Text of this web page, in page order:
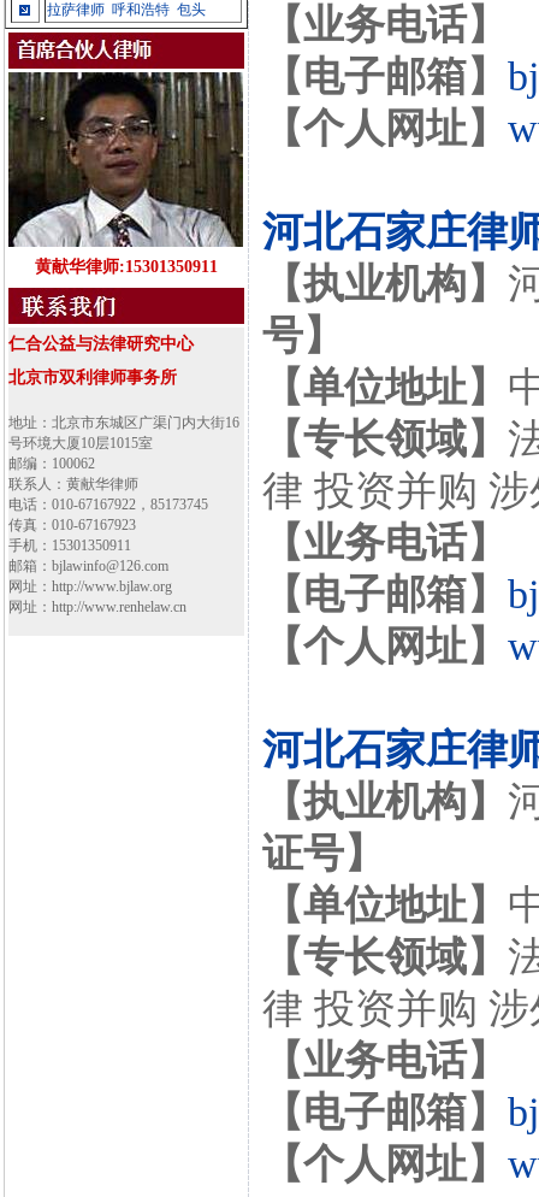
拉萨律师 呼和浩特 包头
黄献华律师:15301350911
仁合公益与法律研究中心
北京市双利律师事务所
地址：北京市东城区广渠门内大街16
号环境大厦10层1015室
邮编：100062
联系人：黄献华律师
电话：010-67167922，85173745
传真：010-67167923
手机：15301350911
邮箱：bjlawinfo@126.com
网址：http://www.bjlaw.org
网址：http://www.renhelaw.cn
【业务电话】
【电子邮箱】
【个人网址】
河北石家庄律
【执业机构】
号】
【单位地址】
【专长领域】
律 投资并购
【业务电话】
【电子邮箱】
【个人网址】
河北石家庄律
【执业机构】
证号】
【单位地址】
【专长领域】
律 投资并购
【业务电话】
【电子邮箱】
【个人网址】